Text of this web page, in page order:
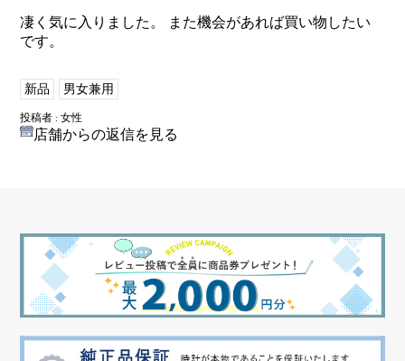
凄く気に入りました。 また機会があれば買い物したい
です。
新品 男女兼用
投稿者 : 女性
店舗からの返信を見る